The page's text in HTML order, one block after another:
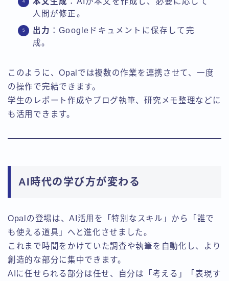
人間が修正。
出力 ：Googleドキュメントに保存して完
成。
このように、Opalでは複数の作業を連携させて、一度
の操作で完結できます。
学生のレポート作成やブログ執筆、研究メモ整理などに
も活用できます。
AI時代の学び方が変わる
Opalの登場は、AI活用を「特別なスキル」から「誰で
も使える道具」へと進化させました。
これまで時間をかけていた調査や執筆を自動化し、より
創造的な部分に集中できます。
AIに任せられる部分は任せ、自分は「考える」「表現す